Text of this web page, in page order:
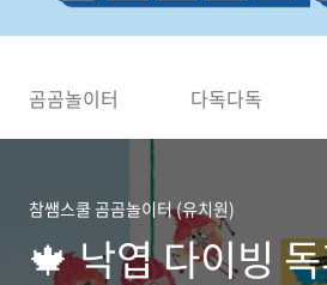
곰곰놀이터 다독다독
참쌤스쿨 곰곰놀이터 (유치원)
🍁 낙엽 다이빙